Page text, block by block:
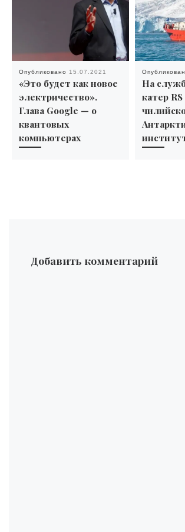
Опубликовано 15.07.2021
«Это будет как новое
электричество».
Глава Google — о
квантовых
компьютерах
На
катер
Добавить комментарий